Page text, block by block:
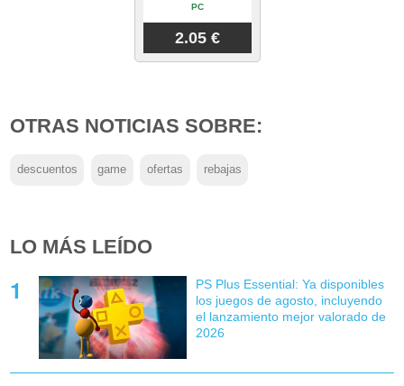
PC
2.05 €
OTRAS NOTICIAS SOBRE:
descuentos game ofertas rebajas
LO MÁS LEÍDO
PS Plus Essential: Ya disponibles
los juegos de agosto, incluyendo
el lanzamiento mejor valorado de
2026